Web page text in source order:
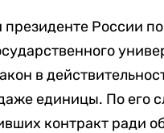
президенте России
в
единицы. По его
контракт ради